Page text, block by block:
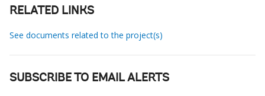
RELATED LINKS
See documents related to the project(s)
SUBSCRIBE TO EMAIL ALERTS